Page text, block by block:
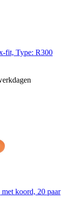
fit, Type: R300
koord, 20 paar